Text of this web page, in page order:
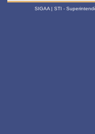
SIGAA | STI -